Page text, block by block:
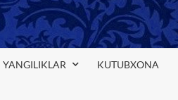
YANGILIKLAR KUTUBXONA